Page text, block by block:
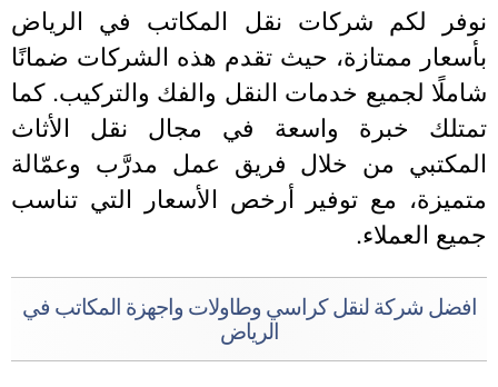
لكم شركات نقل المكاتب في الرياض
ممتازة، حيث تقدم هذه الشركات ضمانًا
لجميع خدمات النقل والفك والتركيب. كما
خبرة واسعة في مجال نقل الأثاث
من خلال فريق عمل مدرَّب وعمّالة
مع توفير أرخص الأسعار التي تناسب
العملاء.
افضل شركة لنقل كراسي وطاولات واجهزة المكاتب في
الرياض